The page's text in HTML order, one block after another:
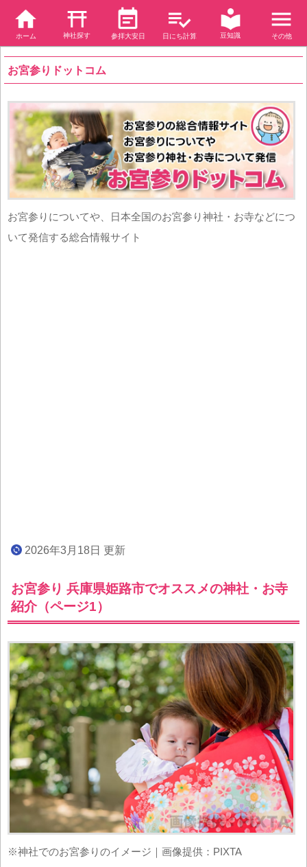
ホーム 神社探す 参拝大安日 日にち計算 豆知識 その他
お宮参りドットコム
お宮参りについてや、日本全国のお宮参り神社・お寺などにつ
いて発信する総合情報サイト
2026年3月18日 更新
お宮参り 兵庫県姫路市でオススメの神社・お寺
紹介（ページ1）
※神社でのお宮参りのイメージ｜画像提供：PIXTA